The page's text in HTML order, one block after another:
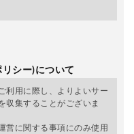
シー)について
用に際し、よりよいサー
収集することがございま
営に関する事項にのみ使用